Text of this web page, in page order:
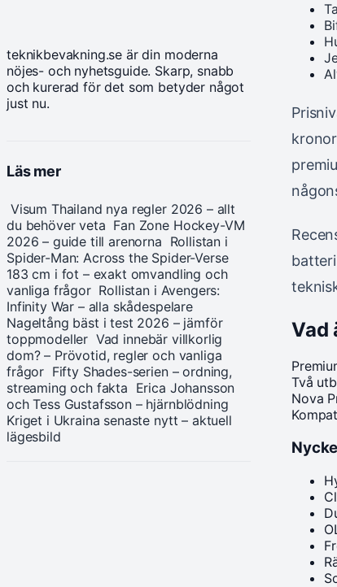
Vad
Två
Nova
teknikbevakning.se är din moderna
nöjes- och nyhetsguide. Skarp, snabb
och kurerad för det som betyder något
just nu.
Läs mer
Visum Thailand nya regler 2026 – allt
du behöver veta Fan Zone Hockey-VM
2026 – guide till arenorna Rollistan i
Spider-Man: Across the Spider-Verse
183 cm i fot – exakt omvandling och
vanliga frågor Rollistan i Avengers:
Infinity War – alla skådespelare
Nageltång bäst i test 2026 – jämför
toppmodeller Vad innebär villkorlig
dom? – Prövotid, regler och vanliga
frågor Fifty Shades-serien – ordning,
streaming och fakta Erica Johansson
och Tess Gustafsson – hjärnblödning
Kriget i Ukraina senaste nytt – aktuell
lägesbild